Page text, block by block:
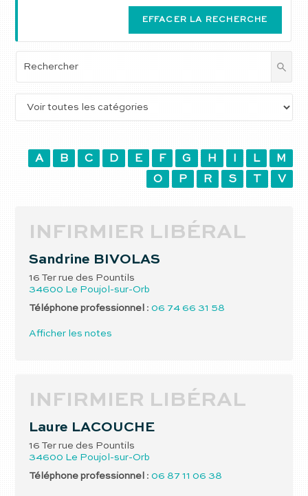
EFFACER LA RECHERCHE
A B C D E F G H L
M
O
P R S T V
INFIRMIER LIBÉRAL
Sandrine BIVOLAS
16 Ter rue des Pountils
34600 Le Poujol-sur-Orb
Téléphone professionnel : 06 74 66 31 58
Afficher les notes
INFIRMIER LIBÉRAL
Laure LACOUCHE
16 Ter rue des Pountils
34600 Le Poujol-sur-Orb
Téléphone professionnel : 06 87 11 06 38